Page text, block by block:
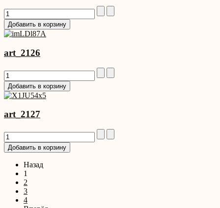
art_2126
art_2127
Назад
1
2
3
4